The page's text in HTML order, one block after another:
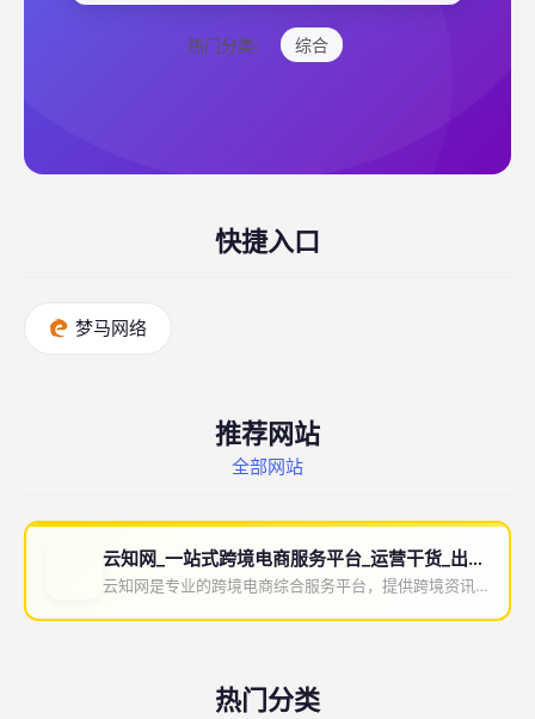
热门分类: 综合
快捷入口
梦马网络
推荐网站
全部网站
云知网_一站式跨境电商服务平台_运营干货_出海资讯_实用工具
云知网是专业的跨境电商综合服务平台，提供跨境资讯、运营干货、平台教程、实用工具、优质服务商及卖家交流...
热门分类